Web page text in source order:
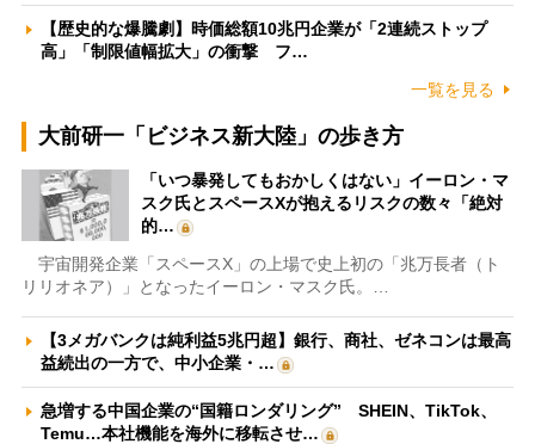
【歴史的な爆騰劇】時価総額10兆円企業が「2連続ストップ
高」「制限値幅拡大」の衝撃 フ…
一覧を見る
大前研一「ビジネス新大陸」の歩き方
「いつ暴発してもおかしくはない」イーロン・マ
スク氏とスペースXが抱えるリスクの数々「絶対
的…
宇宙開発企業「スペースX」の上場で史上初の「兆万長者（ト
リリオネア）」となったイーロン・マスク氏。…
【3メガバンクは純利益5兆円超】銀行、商社、ゼネコンは最高
益続出の一方で、中小企業・…
急増する中国企業の“国籍ロンダリング” SHEIN、TikTok、
Temu…本社機能を海外に移転させ…